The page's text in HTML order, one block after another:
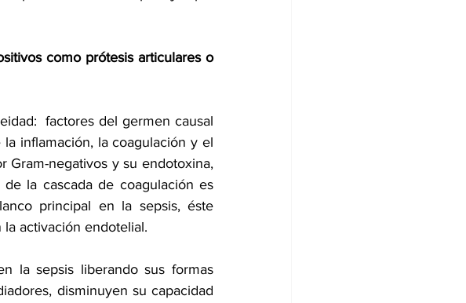
como prótesis articulares o
factores del germen causal
inflamación, la coagulación y el
Gram-negativos y su endotoxina,
la cascada de coagulación es
principal en la sepsis, éste
activación endotelial.
la sepsis liberando sus formas
disminuyen su capacidad